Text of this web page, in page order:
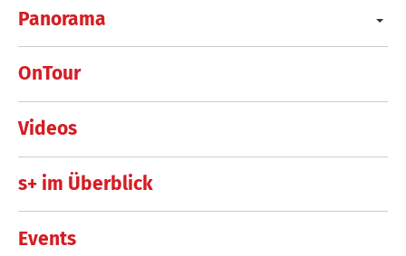
Panorama
OnTour
Videos
s+ im Überblick
Events